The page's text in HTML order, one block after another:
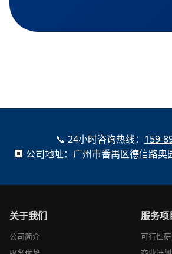
📞 24小时咨询热线： 159-
🏢 公司地址：广州市番禺区德信路奥
关于我们
公司简介
服务项
可行性